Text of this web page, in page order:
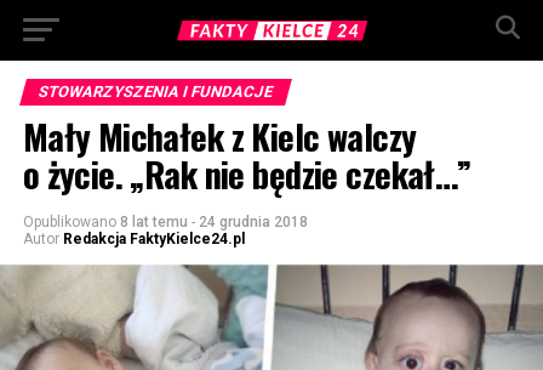
STOWARZYSZENIA I FUNDACJE
Mały Michałek z Kielc walczy
o życie. „Rak nie będzie czekał…”
Opublikowano 8 lat temu - 24 grudnia 2018
Autor Redakcja FaktyKielce24.pl